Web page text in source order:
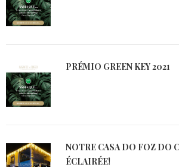
PRÉMIO GREEN KEY 2021
NOTRE CASA DO FOZ DO
ÉCLAIRÉE!